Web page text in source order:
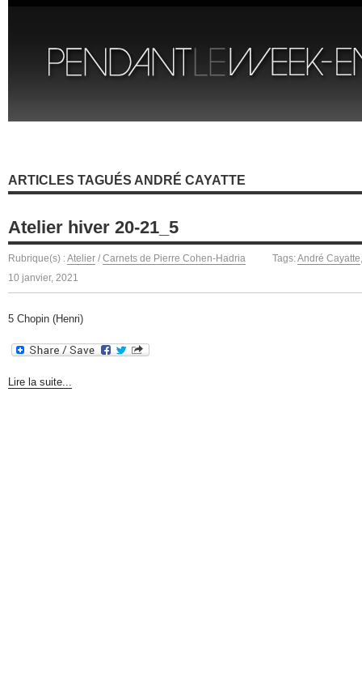
ARTICLES TAGUÉS ANDRÉ CAYATTE
Atelier hiver 20-21_5
Rubrique(s) :Atelier / Carnets de Pierre Cohen-Hadria Tags:André Cayatte
10 janvier, 2021
5 Chopin (Henri)
Lire la suite...